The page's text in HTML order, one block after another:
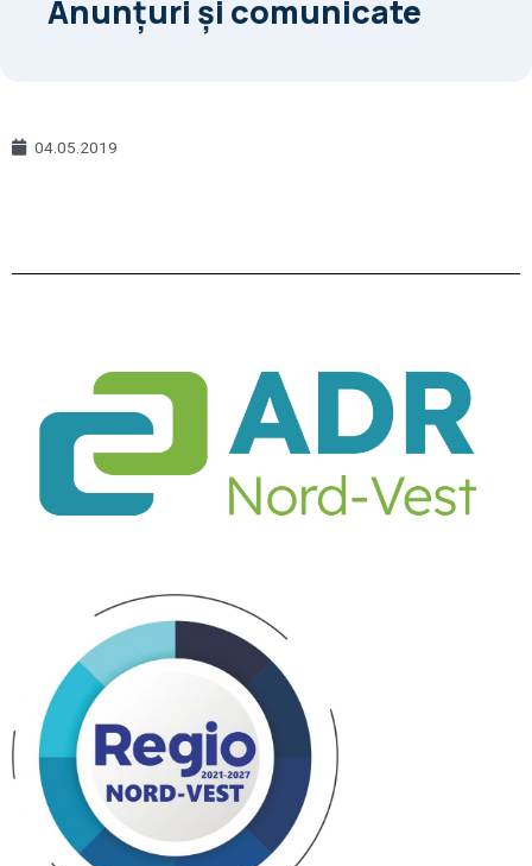
Anunțuri și comunicate
04.05.2019